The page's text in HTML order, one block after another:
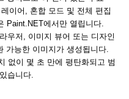
이어, 혼합 모드 및 전체 편집
Paint.NET에서만 열립니다.
우저, 이미지 뷰어 또는 디자인
가능한 이미지가 생성됩니다.
없이 몇 초 만에 평탄화되고 범
습니다.